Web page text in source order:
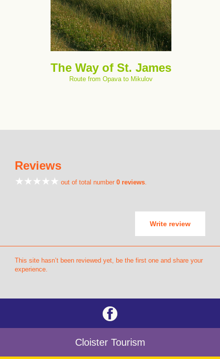
The Way of St. James
Route from Opava to Mikulov
Reviews
out of total number 0 reviews.
Write review
This site hasn’t been reviewed yet, be the first one and share your
experience.
Cloister Tourism